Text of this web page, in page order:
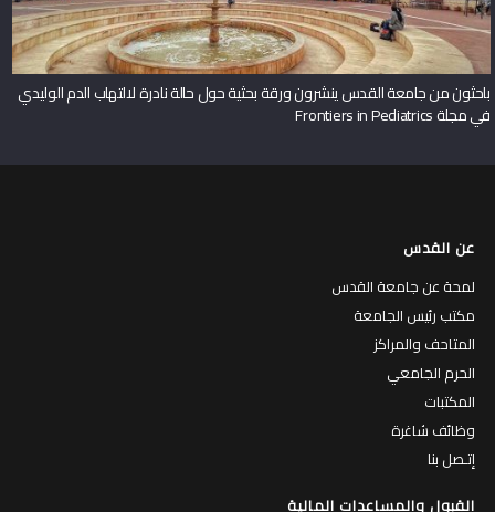
باحثون من جامعة القدس ينشرون ورقة بحثية حول حالة نادرة لالتهاب الدم الوليدي
في مجلة Frontiers in Pediatrics
عن القدس
لمحة عن جامعة القدس
مكتب رئيس الجامعة
المتاحف والمراكز
الحرم الجامعي
المكتبات
وظائف شاغرة
إتـصل بنا
القبول والمساعدات المالية